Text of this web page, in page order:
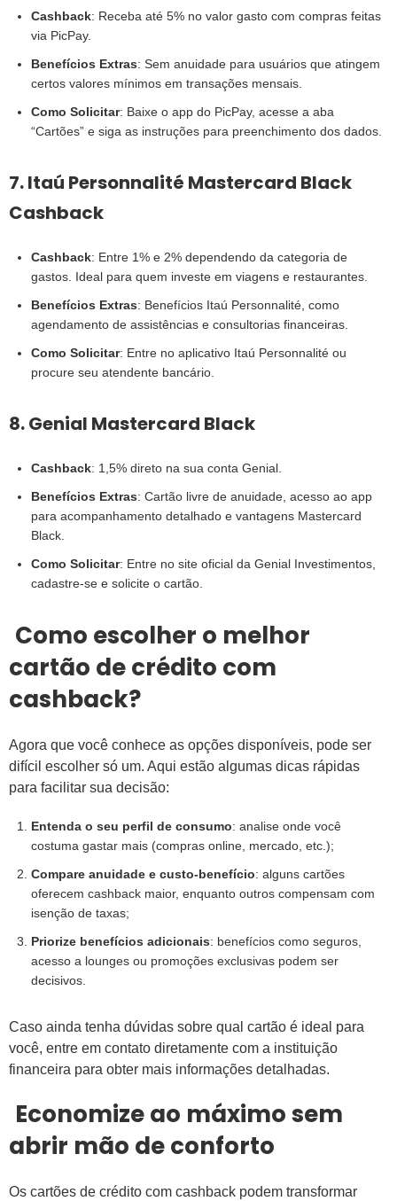
Cashback: Receba até 5% no valor gasto com compras feitas
via PicPay.
Benefícios Extras: Sem anuidade para usuários que atingem
certos valores mínimos em transações mensais.
Como Solicitar: Baixe o app do PicPay, acesse a aba
“Cartões” e siga as instruções para preenchimento dos dados.
7. Itaú Personnalité Mastercard Black
Cashback
Cashback: Entre 1% e 2% dependendo da categoria de
gastos. Ideal para quem investe em viagens e restaurantes.
Benefícios Extras: Benefícios Itaú Personnalité, como
agendamento de assistências e consultorias financeiras.
Como Solicitar: Entre no aplicativo Itaú Personnalité ou
procure seu atendente bancário.
8. Genial Mastercard Black
Cashback: 1,5% direto na sua conta Genial.
Benefícios Extras: Cartão livre de anuidade, acesso ao app
para acompanhamento detalhado e vantagens Mastercard
Black.
Como Solicitar: Entre no site oficial da Genial Investimentos,
cadastre-se e solicite o cartão.
Como escolher o melhor
cartão de crédito com
cashback?
Agora que você conhece as opções disponíveis, pode ser
difícil escolher só um. Aqui estão algumas dicas rápidas
para facilitar sua decisão:
Entenda o seu perfil de consumo: analise onde você
costuma gastar mais (compras online, mercado, etc.);
Compare anuidade e custo-benefício: alguns cartões
oferecem cashback maior, enquanto outros compensam com
isenção de taxas;
Priorize benefícios adicionais: benefícios como seguros,
acesso a lounges ou promoções exclusivas podem ser
decisivos.
Caso ainda tenha dúvidas sobre qual cartão é ideal para
você, entre em contato diretamente com a instituição
financeira para obter mais informações detalhadas.
Economize ao máximo sem
abrir mão de conforto
Os cartões de crédito com cashback podem transformar